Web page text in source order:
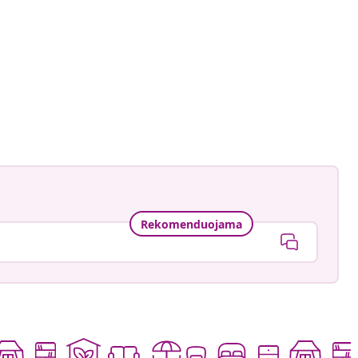
Rekomenduojama